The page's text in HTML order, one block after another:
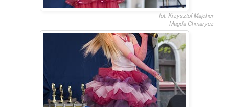
fot. Krzysztof Majcher
Magda Chmarycz